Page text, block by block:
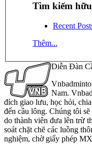
Tìm kiếm
Recent
Thêm...
Diễn Đàn
Nam.
đích giao lưu, học hỏi,
đến cầu lông. Chúng tôi
do thành viên đưa lên trừ
soát chặt chẽ các luồng
nghiệm, chờ giấy phép